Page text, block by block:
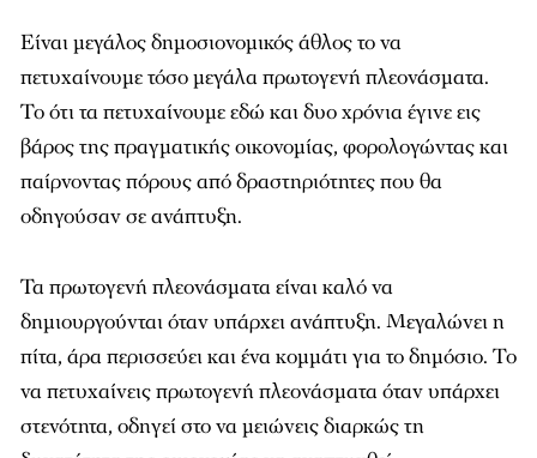
Το ότι τα πετυχαίνουμε εδώ και δυο χρόνια έγινε εις
βάρος της πραγματικής οικονομίας, φορολογώντας και
παίρνοντας πόρους από δραστηριότητες που θα
οδηγούσαν σε ανάπτυξη.
Τα πρωτογενή πλεονάσματα είναι καλό να
πίτα, άρα περισσεύει και ένα κομμάτι για το δημόσιο. Το
να πετυχαίνεις πρωτογενή πλεονάσματα όταν υπάρχει
στενότητα, οδηγεί στο να μειώνεις διαρκώς τη
δυνατότητα της οικονομίας να αναπτυχθεί.
Εάν φορολογούμε τα πάντα και δεν ξεφεύγει κανείς, δεν